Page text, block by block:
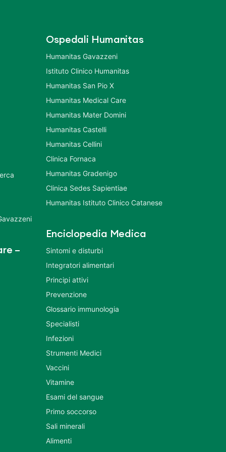
–
Ospedali Humanitas
Humanitas Gavazzeni
Istituto Clinico Humanitas
Humanitas San Pio X
Humanitas Medical Care
Humanitas Mater Domini
Humanitas Castelli
Humanitas Cellini
Clinica Fornaca
Humanitas Gradenigo
Clinica Sedes Sapientiae
Humanitas Istituto Clinico Catanese
Enciclopedia Medica
Sintomi e disturbi
Integratori alimentari
Principi attivi
Prevenzione
Glossario immunologia
Specialisti
Infezioni
Strumenti Medici
Vaccini
Vitamine
Esami del sangue
Primo soccorso
Sali minerali
Alimenti